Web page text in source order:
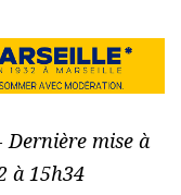
Dernière mise à
à 15h34